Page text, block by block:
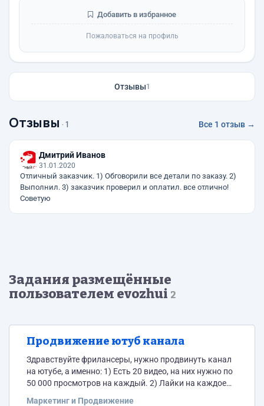
Добавить в избранное
Пожаловаться на профиль
Отзывы1
Отзывы · 1 Все 1 отзыв →
Дмитрий Иванов
31.01.2020
Отличный заказчик. 1) Обговорили все детали по заказу. 2)
Выполнил. 3) заказчик проверил и оплатил. все отлично!
Советую
Задания размещённые
пользователем evozhui 2
Продвижение ютуб канала
Здравствуйте фрилансеры, нужно продвинуть канал
на ютубе, а именно: 1) Есть 20 видео, на них нужно по
50 000 просмотров на каждый. 2) Лайки на каждое
Маркетинг и Продвижение